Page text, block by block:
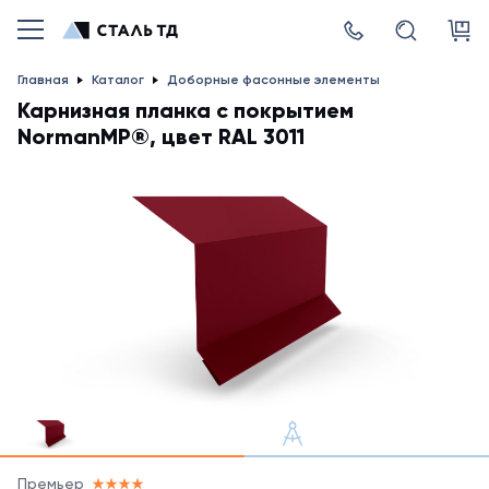
Главная Каталог Доборные фасонные элементы
Карнизная планка с покрытием
NormanMP®, цвет RAL 3011
Премьер